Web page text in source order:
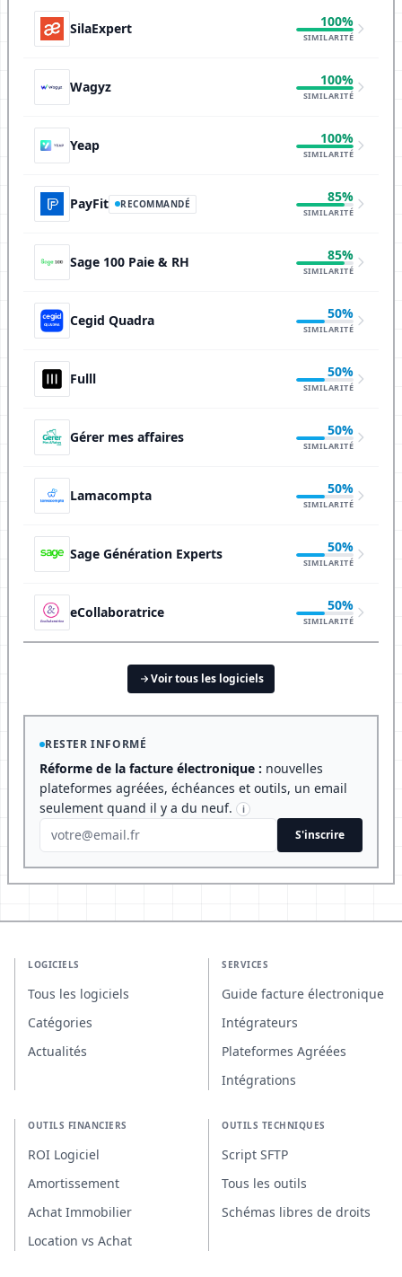
SilaExpert 100%
SIMILARITÉ
Wagyz 100%
SIMILARITÉ
Yeap 100%
SIMILARITÉ
PayFit RECOMMANDÉ 85%
SIMILARITÉ
Sage 100 Paie & RH 85%
SIMILARITÉ
Cegid Quadra 50%
SIMILARITÉ
Fulll 50%
SIMILARITÉ
Gérer mes affaires 50%
SIMILARITÉ
Lamacompta 50%
SIMILARITÉ
Sage Génération Experts 50%
SIMILARITÉ
eCollaboratrice 50%
SIMILARITÉ
Voir tous les logiciels
RESTER INFORMÉ
Réforme de la facture électronique : nouvelles
plateformes agréées, échéances et outils, un email
seulement quand il y a du neuf.
i
S'inscrire
LOGICIELS
Tous les logiciels
Catégories
Actualités
SERVICES
Guide facture électronique
Intégrateurs
Plateformes Agréées
Intégrations
OUTILS FINANCIERS
ROI Logiciel
Amortissement
Achat Immobilier
Location vs Achat
OUTILS TECHNIQUES
Script SFTP
Tous les outils
Schémas libres de droits